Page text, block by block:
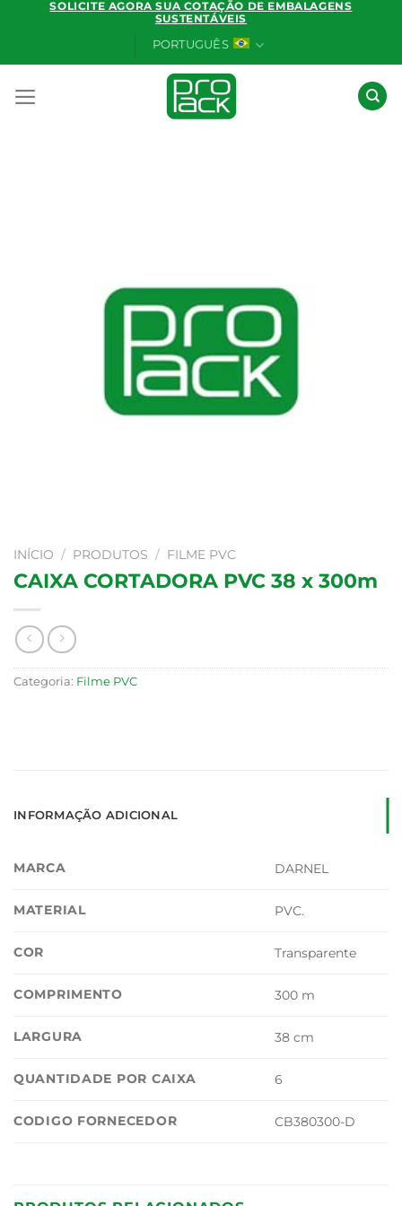
SOLICITE AGORA SUA COTAÇÃO DE EMBALAGENS
SUSTENTÁVEIS
PORTUGUÊS
INÍCIO / PRODUTOS / FILME PVC
CAIXA CORTADORA PVC 38 x 300m
Categoria: Filme PVC
INFORMAÇÃO ADICIONAL
MARCA DARNEL
MATERIAL PVC.
COR Transparente
COMPRIMENTO 300 m
LARGURA 38 cm
QUANTIDADE POR CAIXA 6
CODIGO FORNECEDOR CB380300-D